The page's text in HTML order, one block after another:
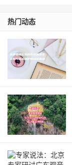
热门动态